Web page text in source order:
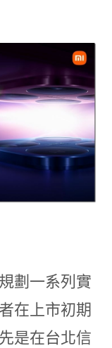
劃一系列實
在上市初期
是在台北信